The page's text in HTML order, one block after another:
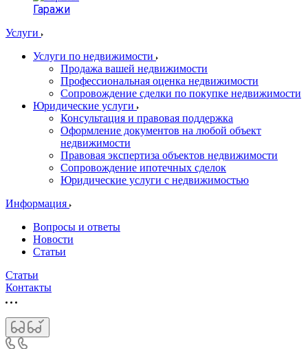
Гаражи
Услуги
Услуги по недвижимости
Продажа вашей недвижимости
Профессиональная оценка недвижимости
Сопровождение сделки по покупке недвижимости
Юридические услуги
Консультация и правовая поддержка
Оформление документов на любой объект
недвижимости
Правовая экспертиза объектов недвижимости
Сопровождение ипотечных сделок
Юридические услуги с недвижимостью
Информация
Вопросы и ответы
Новости
Статьи
Статьи
Контакты